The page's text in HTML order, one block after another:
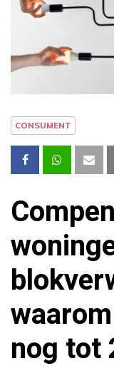
CONSUMENT
nog tot